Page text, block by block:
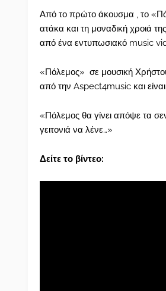
Από το πρώτο άκουσμα , το
ατάκα και τη μοναδική χροιά
από ένα εντυπωσιακό music
«Πόλεμος» σε μουσική
από την Aspect4music και
«Πόλεμος θα γίνει απόψε τα
γειτονιά να λένε…»
Δείτε το βίντεο: